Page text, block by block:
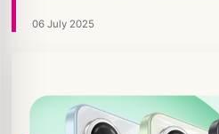
06 July 2025